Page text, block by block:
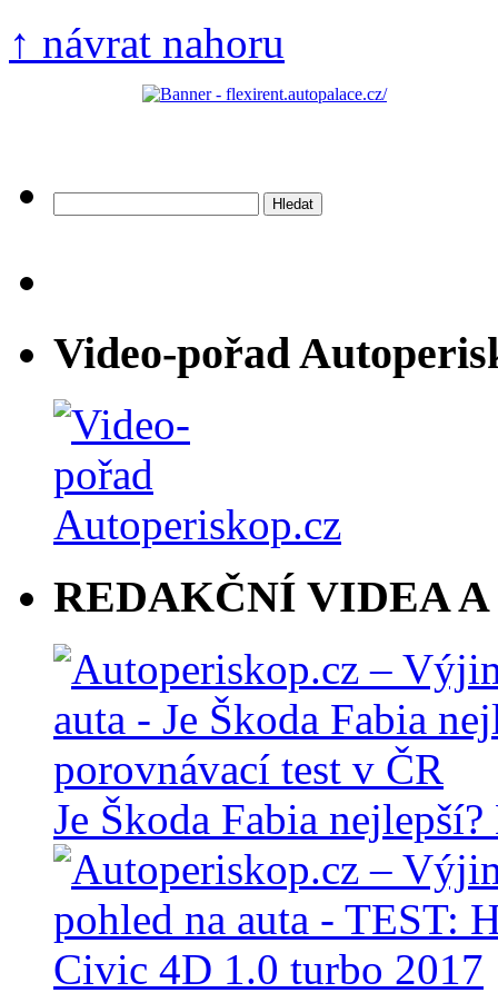
↑ návrat nahoru
Video-pořad
REDAKČNÍ VIDEA A
Je Škoda Fabia